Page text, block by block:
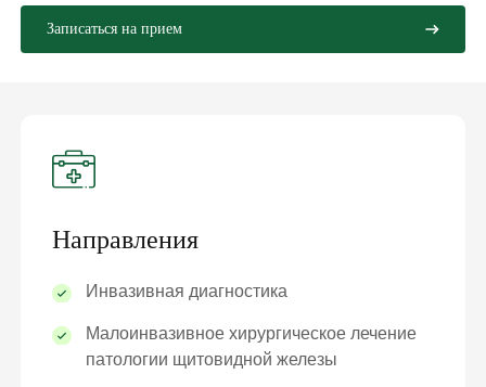
Записаться на прием
Направления
Инвазивная диагностика
Малоинвазивное хирургическое лечение
патологии щитовидной железы